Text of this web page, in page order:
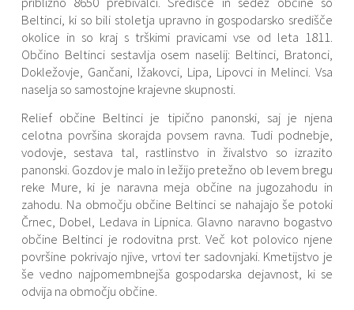
Beltinci, ki so bili stoletja upravno in gospodarsko središče
okolice in so kraj s trškimi pravicami vse od leta 1811.
Občino Beltinci sestavlja osem naselij: Beltinci, Bratonci,
Dokležovje, Gančani, Ižakovci, Lipa, Lipovci in Melinci. Vsa
naselja so samostojne krajevne skupnosti.
Relief občine Beltinci je tipično panonski, saj je njena
celotna površina skorajda povsem ravna. Tudi podnebje,
vodovje, sestava tal, rastlinstvo in živalstvo so izrazito
panonski. Gozdov je malo in ležijo pretežno ob levem bregu
reke Mure, ki je naravna meja občine na jugozahodu in
zahodu. Na območju občine Beltinci se nahajajo še potoki
Črnec, Dobel, Ledava in Lipnica. Glavno naravno bogastvo
občine Beltinci je rodovitna prst. Več kot polovico njene
površine pokrivajo njive, vrtovi ter sadovnjaki. Kmetijstvo je
še vedno najpomembnejša gospodarska dejavnost, ki se
odvija na območju občine.
Varstvo osebnih podatkov
Informacije javnega značaja
Občinski časopis "Mali Rijtar"
Občinski predpisi
Galerija slik
Prostorski akti
Projekti občine
Druge koristne povezave